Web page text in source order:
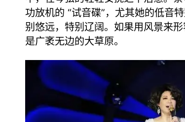
功放机的 “试音碟”，尤其她的低音
别悠远，特别辽阔。如果用风景来
是广袤无边的大草原。